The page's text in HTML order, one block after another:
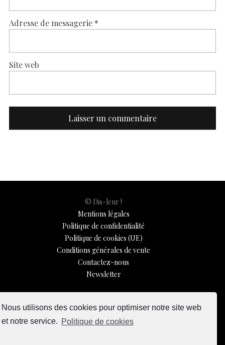
Nous utilisons des cookies pour optimiser notre site web
et notre service. Politique de cookies
Adresse de messagerie *
Site web
© Dis-leur !
Mentions légales
Politique de confidentialité
Politique de cookies (UE)
Conditions générales de vente
Contactez-nous
Newsletter